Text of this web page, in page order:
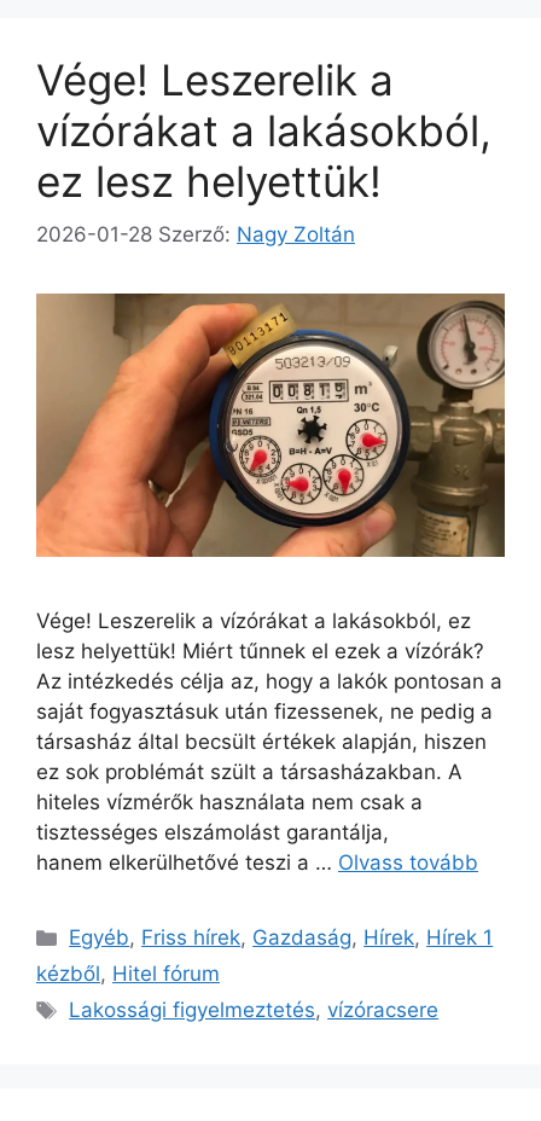
Vége! Leszerelik a
vízórákat a lakásokból,
ez lesz helyettük!
2026-01-28 Szerző: Nagy Zoltán
Vége! Leszerelik a vízórákat a lakásokból, ez
lesz helyettük! Miért tűnnek el ezek a vízórák?
Az intézkedés célja az, hogy a lakók pontosan a
saját fogyasztásuk után fizessenek, ne pedig a
társasház által becsült értékek alapján, hiszen
ez sok problémát szült a társasházakban. A
hiteles vízmérők használata nem csak a
tisztességes elszámolást garantálja,
hanem elkerülhetővé teszi a … Olvass tovább
Kategória
Egyéb, Friss hírek, Gazdaság, Hírek, Hírek 1
kézből, Hitel fórum
Címkék
Lakossági figyelmeztetés,vízóracsere